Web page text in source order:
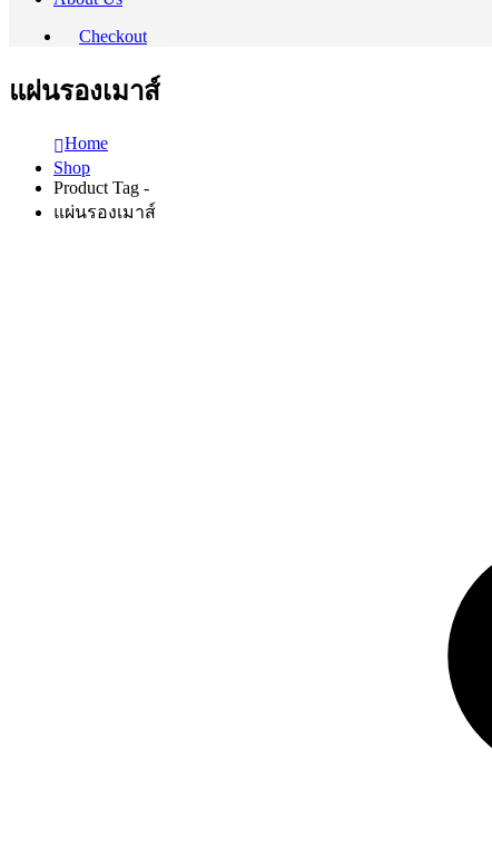
Checkout
แผ่นรองเมาส์
Home
Shop
Product Tag -
แผ่นรองเมาส์